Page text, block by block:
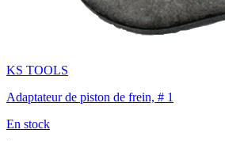
KS TOOLS
Adaptateur de piston de frein, # 1
En stock